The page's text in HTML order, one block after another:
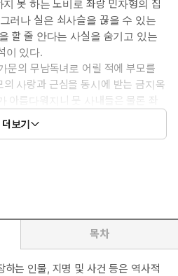
못 하는 노비로 좌랑 민자형의 집
러나 실은 쇠사슬을 끊을 수 있는
할 줄 안다는 사실을 숨기고 있는
이 있다.
문의 무남독녀로 어릴 적에 부모를
사랑과 근심을 동시에 받는 금지옥
아름다워지니 뭇 사내들은 물론 좌
이 된다.
다. 내 몸에도 익숙해져야 하고.”
더보기
목차
는 인물, 지명 및 사건 등은 역사적